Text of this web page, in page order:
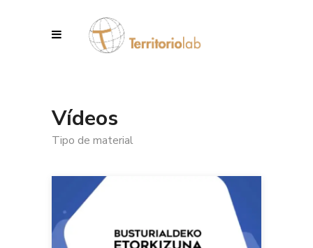
Vídeos
Tipo de material